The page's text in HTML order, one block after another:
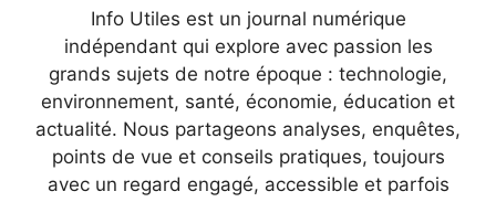
Info Utiles est un journal numérique
indépendant qui explore avec passion les
grands sujets de notre époque : technologie,
environnement, santé, économie, éducation et
actualité. Nous partageons analyses, enquêtes,
points de vue et conseils pratiques, toujours
avec un regard engagé, accessible et parfois